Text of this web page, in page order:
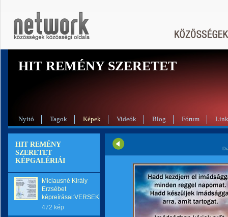
HIT REMÉNY SZERETET
Nyitó Tagok Képek Videók Blog Fórum
HIT REMÉNY
SZERETET
KÉPGALÉRIÁI
Miclausné Király
Erzsébet
képreírásai:VERSEK
472 kép